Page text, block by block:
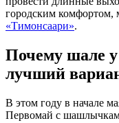
городским комфортом,
«Тимонсаари».
Почему шале у
лучший
В этом году в начале
Первомай с